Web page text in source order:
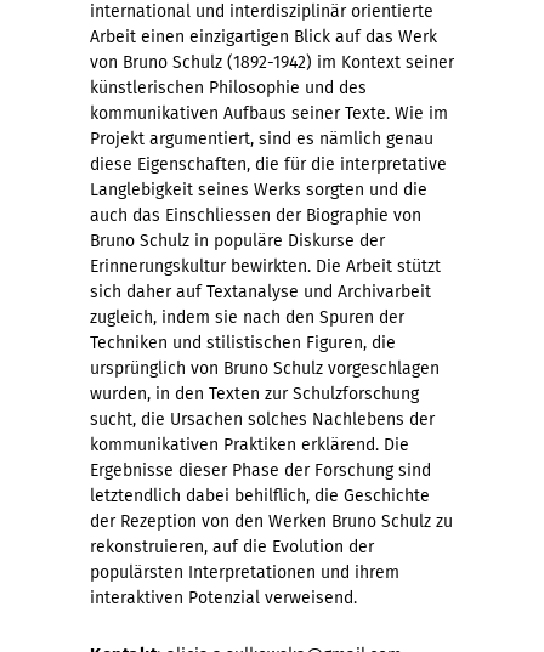
international und interdisziplinär orientierte
Arbeit einen einzigartigen Blick auf das Werk
von Bruno Schulz (1892-1942) im Kontext seiner
künstlerischen Philosophie und des
kommunikativen Aufbaus seiner Texte. Wie im
Projekt argumentiert, sind es nämlich genau
diese Eigenschaften, die für die interpretative
Langlebigkeit seines Werks sorgten und die
auch das Einschliessen der Biographie von
Bruno Schulz in populäre Diskurse der
Erinnerungskultur bewirkten. Die Arbeit stützt
sich daher auf Textanalyse und Archivarbeit
zugleich, indem sie nach den Spuren der
Techniken und stilistischen Figuren, die
ursprünglich von Bruno Schulz vorgeschlagen
wurden, in den Texten zur Schulzforschung
sucht, die Ursachen solches Nachlebens der
kommunikativen Praktiken erklärend. Die
Ergebnisse dieser Phase der Forschung sind
letztendlich dabei behilflich, die Geschichte
der Rezeption von den Werken Bruno Schulz zu
rekonstruieren, auf die Evolution der
populärsten Interpretationen und ihrem
interaktiven Potenzial verweisend.